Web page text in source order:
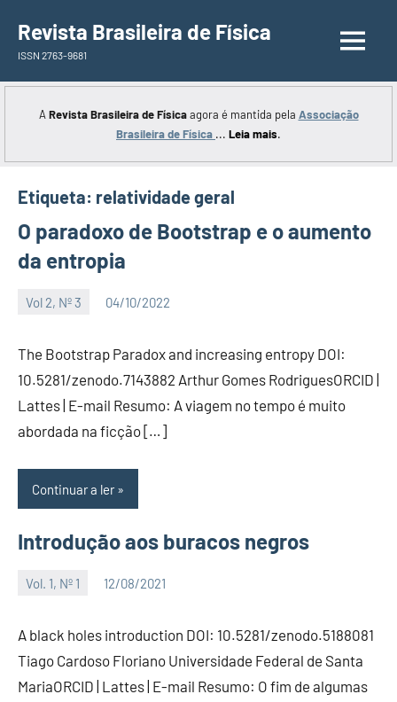
para
conteúdo
Revista Brasileira de Física
ISSN 2763-9681
A Revista Brasileira de Físicaagora é mantida pela Associação
Brasileira de Física ... Leia mais.
Etiqueta: relatividade geral
O paradoxo de Bootstrap e o aumento
da entropia
Vol 2, Nº 3 04/10/2022
The Bootstrap Paradox and increasing entropy DOI:
10.5281/zenodo.7143882 Arthur Gomes RodriguesORCID |
Lattes | E-mail Resumo: A viagem no tempo é muito
abordada na ficção […]
Continuar a ler
Introdução aos buracos negros
Vol. 1, Nº 1 12/08/2021
A black holes introduction DOI: 10.5281/zenodo.5188081
Tiago Cardoso Floriano Universidade Federal de Santa
MariaORCID | Lattes | E-mail Resumo: O fim de algumas